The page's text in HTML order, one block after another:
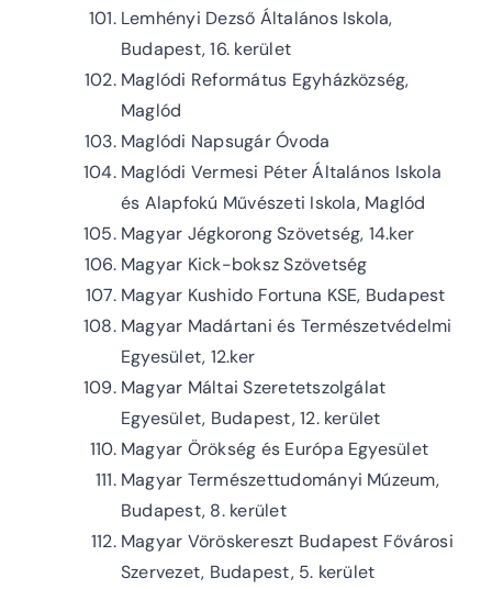
Lemhényi Dezső Általános Iskola,
Budapest, 16. kerület
Maglódi Református Egyházközség,
Maglód
Maglódi Napsugár Óvoda
Maglódi Vermesi Péter Általános Iskola
és Alapfokú Művészeti Iskola, Maglód
Magyar Jégkorong Szövetség, 14.ker
Magyar Kick-boksz Szövetség
Magyar Kushido Fortuna KSE, Budapest
Magyar Madártani és Természetvédelmi
Egyesület, 12.ker
Magyar Máltai Szeretetszolgálat
Egyesület, Budapest, 12. kerület
Magyar Örökség és Európa Egyesület
Magyar Természettudományi Múzeum,
Budapest, 8. kerület
Magyar Vöröskereszt Budapest Fővárosi
Szervezet, Budapest, 5. kerület